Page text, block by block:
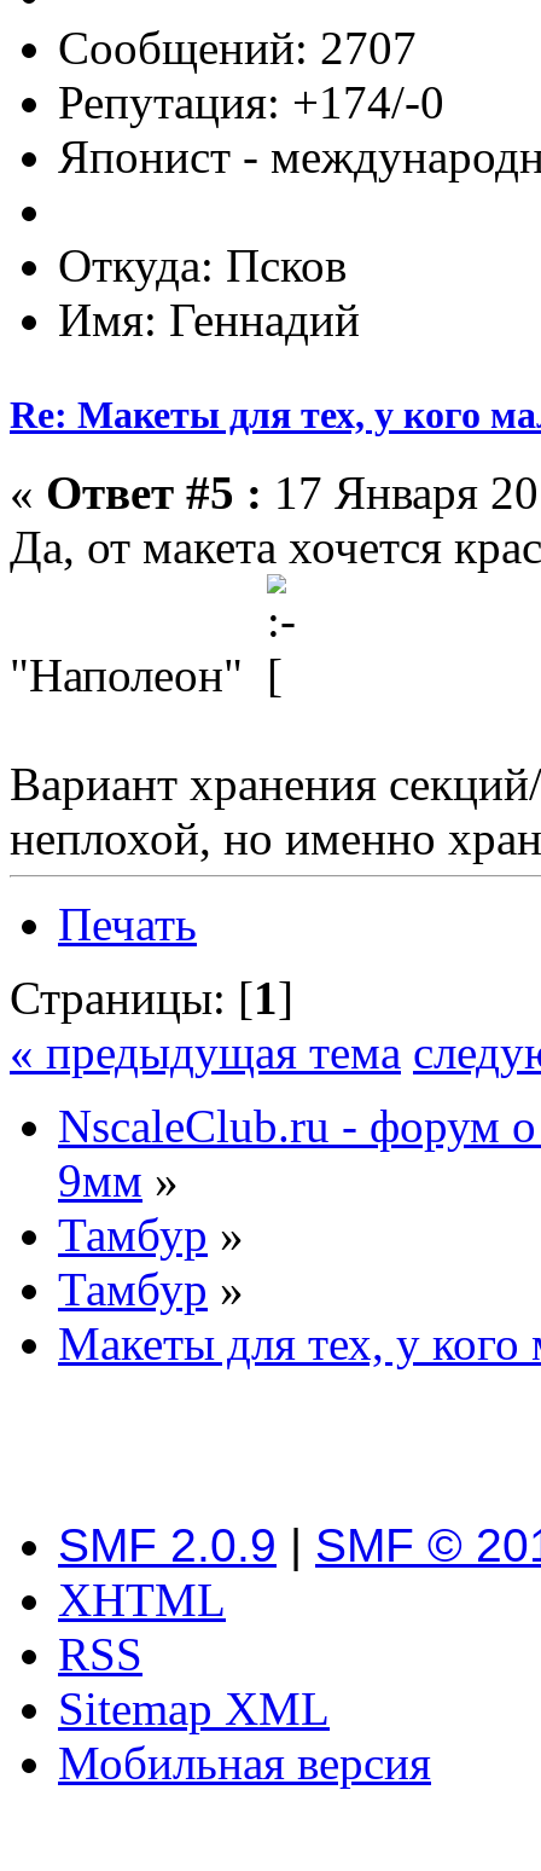
Сообщений: 2707
Репутация: +174/-0
Японист -
Откуда: Псков
Имя: Геннадий
Re: Макеты для тех, у кого
« Ответ #5 : 17 Января
Да, от макета хочется
"Наполеон"
Вариант хранения
неплохой, но именно
Печать
Страницы: [1]
« предыдущая тема
NscaleClub.ru - форум
9мм »
Тамбур »
Тамбур »
Макеты для тех, у кого
SMF 2.0.9 | SMF ©
XHTML
RSS
Sitemap XML
Мобильная версия